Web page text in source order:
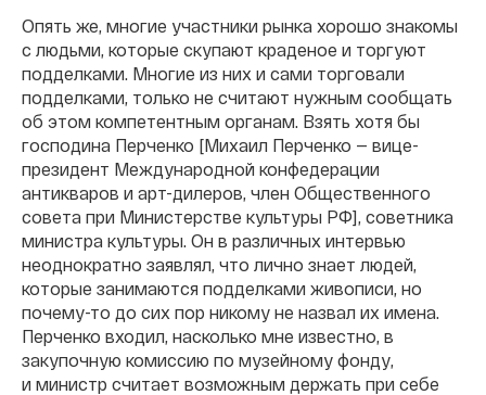
Опять же, многие участники рынка хорошо знакомы
с людьми, которые скупают краденое и торгуют
подделками. Многие из них и сами торговали
подделками, только не считают нужным сообщать
об этом компетентным органам. Взять хотя бы
господина Перченко [Михаил Перченко — вице-
президент Международной конфедерации
антикваров и арт-дилеров, член Общественного
совета при Министерстве культуры РФ], советника
министра культуры. Он в различных интервью
неоднократно заявлял, что лично знает людей,
которые занимаются подделками живописи, но
почему-то до сих пор никому не назвал их имена.
Перченко входил, насколько мне известно, в
закупочную комиссию по музейному фонду,
и министр считает возможным держать при себе